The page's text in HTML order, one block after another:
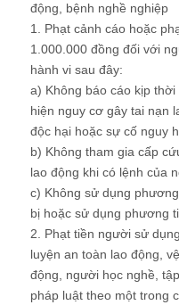
động, bệnh nghề nghiệp
1. Phạt cảnh cáo hoặc
1.000.000 đồng đối với
hành vi sau đây:
a) Không báo cáo kịp
hiện nguy cơ gây tai nạn
độc hại hoặc sự cố nguy
b) Không tham gia cấp
lao động khi có lệnh của
c) Không sử dụng
bị hoặc sử dụng phương
2. Phạt tiền người sử
luyện an toàn lao động,
động, người học nghề,
pháp luật theo một trong